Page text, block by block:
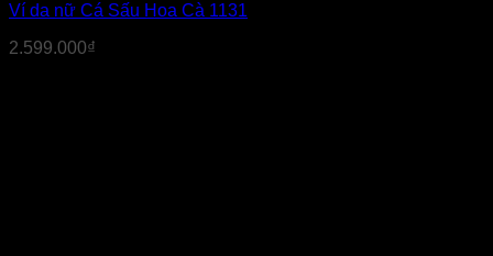
Ví da nữ Cá Sấu Hoa Cà 1131
2.599.000₫